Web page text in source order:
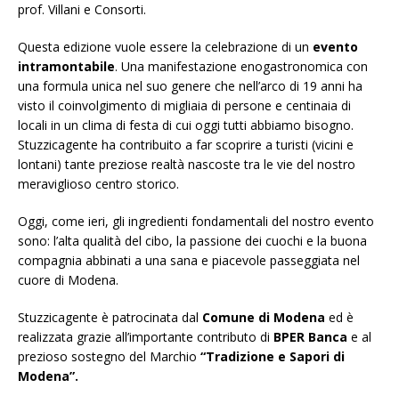
prof. Villani e Consorti.
Questa edizione vuole essere la celebrazione di un evento
intramontabile. Una manifestazione enogastronomica con
una formula unica nel suo genere che nell’arco di 19 anni ha
visto il coinvolgimento di migliaia di persone e centinaia di
locali in un clima di festa di cui oggi tutti abbiamo bisogno.
Stuzzicagente ha contribuito a far scoprire a turisti (vicini e
lontani) tante preziose realtà nascoste tra le vie del nostro
meraviglioso centro storico.
Oggi, come ieri, gli ingredienti fondamentali del nostro evento
sono: l’alta qualità del cibo, la passione dei cuochi e la buona
compagnia abbinati a una sana e piacevole passeggiata nel
cuore di Modena.
Stuzzicagente è patrocinata dal Comune di Modena ed è
realizzata grazie all’importante contributo di BPER Banca e al
prezioso sostegno del Marchio “Tradizione e Sapori di
Modena”.